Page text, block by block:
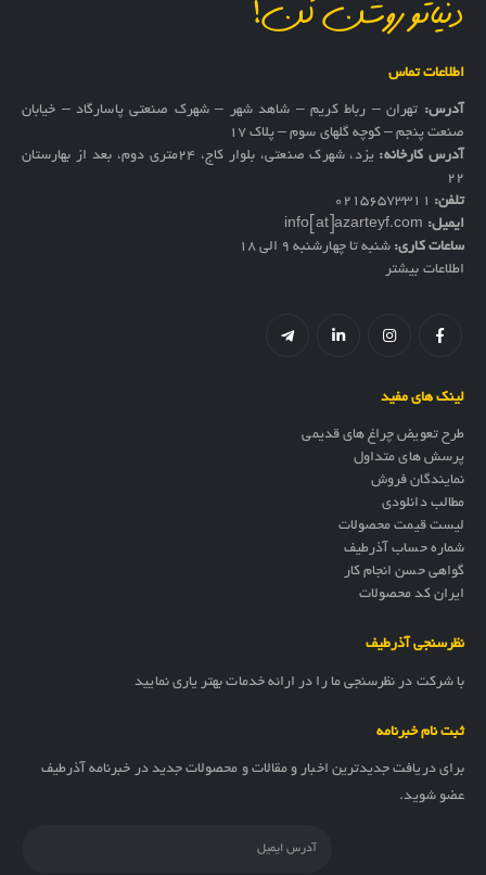
دنیاتو روشن کن!
اطلاعات تماس
آدرس: تهران – رباط کریم – شاهد شهر – شهرک صنعتی پاسارگاد – خیابان
صنعت پنجم – کوچه گلهای سوم – پلاک 17
آدرس کارخانه:
یزد، شهرک صنعتی، بلوار کاج، ۲۴متری دوم، بعد از بهارستان
۲۲
تلفن: 02156573311
ایمیل: info[at]azarteyf.com
ساعات کاری: شنبه تا چهارشنبه 9 الی 18
اطلاعات بیشتر
لینک های مفید
طرح تعویض چراغ های قدیمی
پرسش های متداول
نمایندگان فروش
مطالب دانلودی
لیست قیمت محصولات
شماره حساب آذرطیف
گواهی حسن انجام کار
ایران کد محصولات
نظرسنجی آذرطیف
با شرکت در نظرسنجی ما را در ارائه خدمات بهتر یاری نمایید
ثبت نام خبرنامه
برای دریافت جدیدترین اخبار و مقالات و محصولات جدید در خبرنامه آذرطیف
عضو شوید.